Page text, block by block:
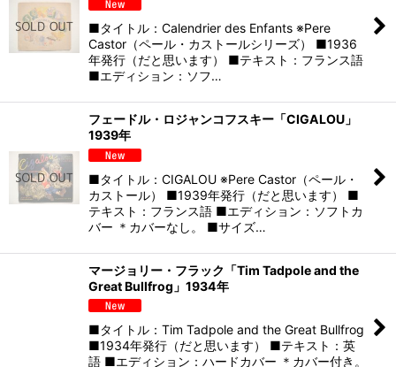
■タイトル：Calendrier des Enfants ※Pere
Castor（ペール・カストールシリーズ） ■1936
年発行（だと思います） ■テキスト：フランス語
■エディション：ソフ…
フェードル・ロジャンコフスキー「CIGALOU」
1939年
■タイトル：CIGALOU ※Pere Castor（ペール・
カストール） ■1939年発行（だと思います） ■
テキスト：フランス語 ■エディション：ソフトカ
バー ＊カバーなし。 ■サイズ…
マージョリー・フラック「Tim Tadpole and the
Great Bullfrog」1934年
■タイトル：Tim Tadpole and the Great Bullfrog
■1934年発行（だと思います） ■テキスト：英
語 ■エディション：ハードカバー ＊カバー付き。